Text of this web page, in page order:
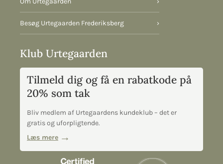
Besøg Urtegaarden Frederiksberg ›
Klub Urtegaarden
Tilmeld dig og få en rabatkode på
20% som tak
Bliv medlem af Urtegaardens kundeklub – det er
gratis og uforpligtende.
Læs mere